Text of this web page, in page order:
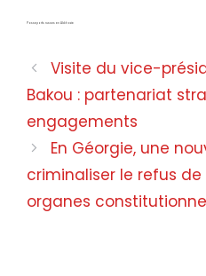
Passeports russes en Abkhazie
Visite du vice-
Bakou : partenariat
engagements
En Géorgie, une
criminaliser le refus
organes